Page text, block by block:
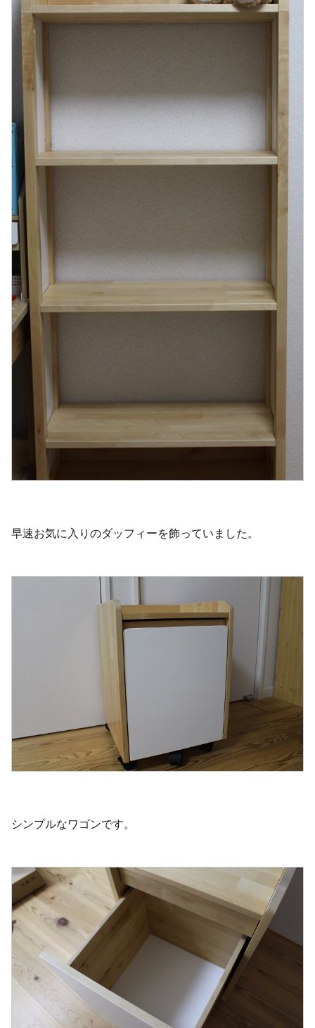
早速お気に入りのダッフィーを飾っていました。
シンプルなワゴンです。